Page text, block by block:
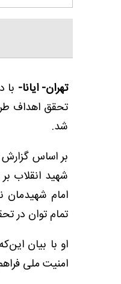
تهران- ایانا- با
تحقق اهداف
شد.
بر اساس گزارش
شهید انقلاب
امام شهیدمان
تمام توان در
او با بیان
امنیت ملی